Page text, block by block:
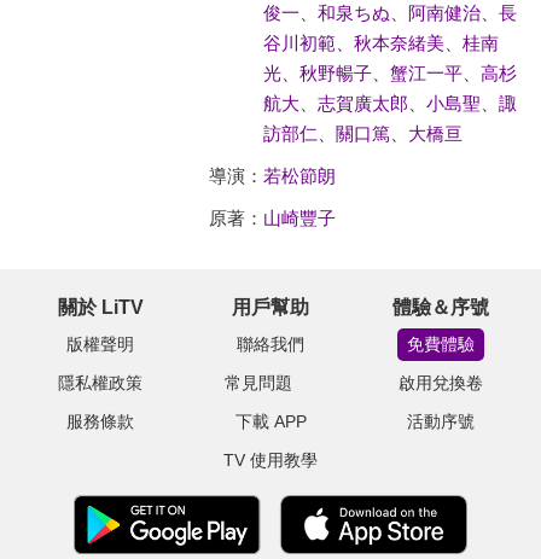
俊一
和泉ちぬ 阿南健治、 長
谷川初範
秋本奈緒美、 桂南
光、 秋野暢子、 蟹江一平、 高杉
航大、 志賀廣太郎 小島聖
諏
訪部仁
關口篤 大橋亘
導演： 若松節朗
原著： 山崎豐子
關於 LiTV
版權聲明
隱私權政策
服務條款
用戶幫助
聯絡我們
常見問題
下載 APP
TV 使用教學
體驗＆序號
免費體驗
啟用兌換卷
活動序號